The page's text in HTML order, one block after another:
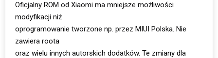
Oficjalny ROM od Xiaomi ma mniejsze możliwości
modyfikacji niż
oprogramowanie tworzone np. przez MIUI Polska. Nie
zawiera roota
oraz wielu innych autorskich dodatków. Te zmiany dla